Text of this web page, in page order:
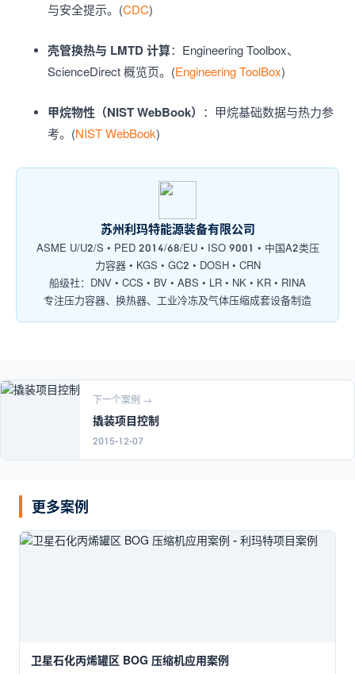
与安全提示。(CDC)
壳管换热与 LMTD 计算：Engineering Toolbox、
ScienceDirect 概览页。(Engineering ToolBox)
甲烷物性（NIST WebBook）
：甲烷基础数据与热力参
考。(NIST WebBook)
苏州利玛特能源装备有限公司
ASME U/U2/S • PED 2014/68/EU • ISO 9001 • 中国A2类压
力容器 • KGS • GC2 • DOSH • CRN
船级社：DNV • CCS • BV • ABS • LR • NK • KR • RINA
专注压力容器、换热器、工业冷冻及气体压缩成套设备制造
下一个案例 →
撬装项目控制
2015-12-07
更多案例
卫星石化丙烯罐区 BOG 压缩机应用案例